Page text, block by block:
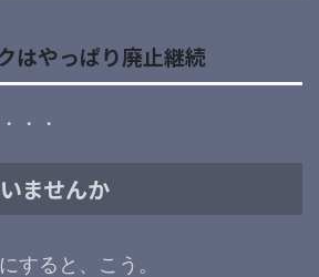
はやっぱり廃止継続
・・
ませんか
すると、こう。